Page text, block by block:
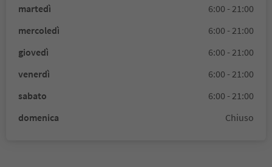
martedì
6:00 - 21:00
mercoledì
6:00 - 21:00
giovedì
6:00 - 21:00
venerdì
6:00 - 21:00
sabato
6:00 - 21:00
domenica
Chiuso